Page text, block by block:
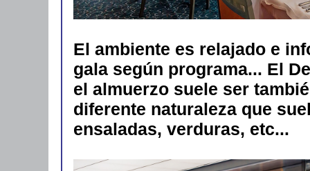
El ambiente es relajado e
gala según programa... El
el almuerzo suele ser
diferente naturaleza que
ensaladas, verduras, etc...